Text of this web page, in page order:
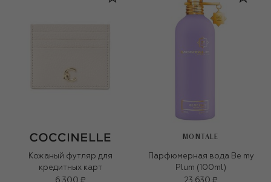
Кожаный футляр для
кредитных карт
MONTALE
Парфюмерная вода Be my
Plum (100ml)